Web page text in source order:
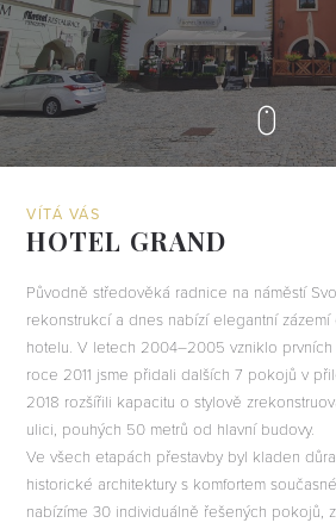
VÍTÁ VÁS
HOTEL GRAND
Původně středověká radnice na náměstí
rekonstrukcí a dnes nabízí elegantní
hotelu. V letech 2004–2005 vzniklo
roce 2011 jsme přidali dalších 7 pokojů v
2018 rozšířili kapacitu o stylově
ulici, pouhých 50 metrů od hlavní budovy.
Ve všech etapách přestavby byl kladen
historické architektury s komfortem
nabízíme 30 individuálně řešených pokojů,